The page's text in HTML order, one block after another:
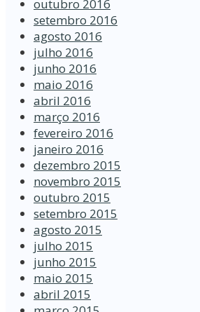
outubro 2016
setembro 2016
agosto 2016
julho 2016
junho 2016
maio 2016
abril 2016
março 2016
fevereiro 2016
janeiro 2016
dezembro 2015
novembro 2015
outubro 2015
setembro 2015
agosto 2015
julho 2015
junho 2015
maio 2015
abril 2015